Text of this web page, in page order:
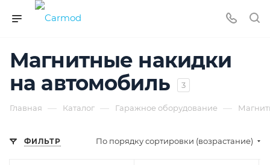
Магнитные накидки
на автомобиль
3
Главная — Каталог — Гаражное оборудование —
ФИЛЬТР По порядку сортировки (возрастание)